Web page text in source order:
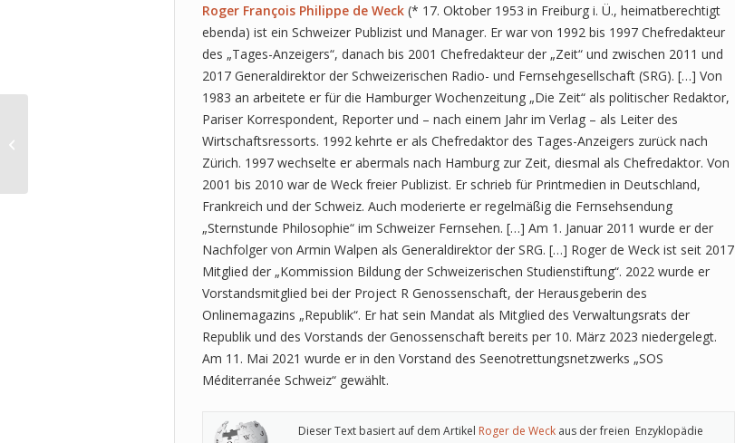
Roger François Philippe de Weck (* 17. Oktober 1953 in Freiburg i. Ü., heimatberechtigt
ebenda) ist ein Schweizer Publizist und Manager. Er war von 1992 bis 1997 Chefredakteur
des „Tages-Anzeigers“, danach bis 2001 Chefredakteur der „Zeit“ und zwischen 2011 und
2017 Generaldirektor der Schweizerischen Radio- und Fernsehgesellschaft (SRG). […] Von
1983 an arbeitete er für die Hamburger Wochenzeitung „Die Zeit“ als politischer Redaktor,
Pariser Korrespondent, Reporter und – nach einem Jahr im Verlag – als Leiter des
Wirtschaftsressorts. 1992 kehrte er als Chefredaktor des Tages-Anzeigers zurück nach
Zürich. 1997 wechselte er abermals nach Hamburg zur Zeit, diesmal als Chefredaktor. Von
2001 bis 2010 war de Weck freier Publizist. Er schrieb für Printmedien in Deutschland,
Frankreich und der Schweiz. Auch moderierte er regelmäßig die Fernsehsendung
„Sternstunde Philosophie“ im Schweizer Fernsehen. […] Am 1. Januar 2011 wurde er der
Nachfolger von Armin Walpen als Generaldirektor der SRG. […] Roger de Weck ist seit 2017
Mitglied der „Kommission Bildung der Schweizerischen Studienstiftung“. 2022 wurde er
Vorstandsmitglied bei der Project R Genossenschaft, der Herausgeberin des
Onlinemagazins „Republik“. Er hat sein Mandat als Mitglied des Verwaltungsrats der
Republik und des Vorstands der Genossenschaft bereits per 10. März 2023 niedergelegt.
Am 11. Mai 2021 wurde er in den Vorstand des Seenotrettungsnetzwerks „SOS
Méditerranée Schweiz“ gewählt.
Dieser Text basiert auf dem Artikel Roger de Weckaus der freien Enzyklopädie